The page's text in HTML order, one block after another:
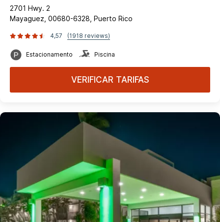
2701 Hwy. 2
Mayaguez, 00680-6328, Puerto Rico
4,57 (1918 reviews)
Estacionamento Piscina
VERIFICAR TARIFAS